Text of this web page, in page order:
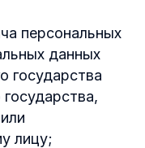
персональных
данных
государства
лицу;